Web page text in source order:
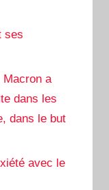
ses
Macron a
dans les
dans le but
avec le